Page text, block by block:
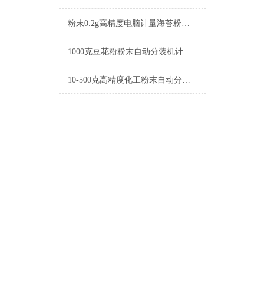
粉末0.2g高精度电脑计量海苔粉自动分装机厂家
1000克豆花粉粉末自动分装机计量精准
10-500克高精度化工粉末自动分装机操作简单